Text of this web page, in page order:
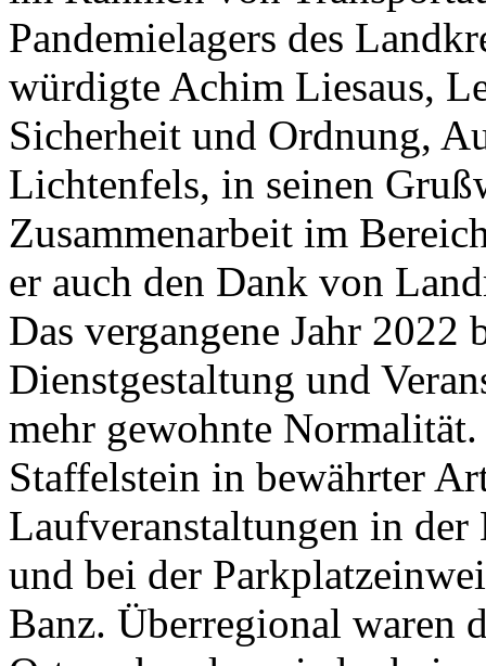
Pandemielagers des
würdigte Achim Liesaus,
Sicherheit und Ordnung,
Lichtenfels, in seinen
Zusammenarbeit im
er auch den Dank von
Das vergangene Jahr 2022
Dienstgestaltung und
mehr gewohnte
Staffelstein in bewährter
Laufveranstaltungen in
und bei der
Banz. Überregional waren